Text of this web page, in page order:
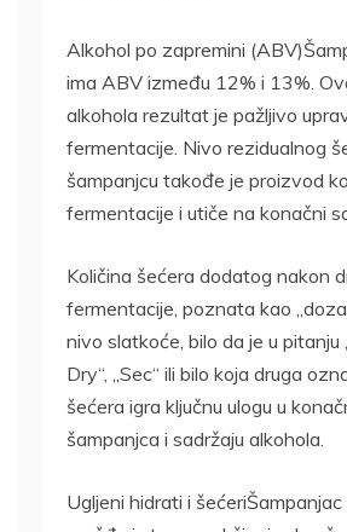
Alkohol po zapremini
ima ABV između 12% i 13%.
alkohola rezultat je pažljivo
fermentacije. Nivo rezidualnog
šampanjcu takođe je proizvod
fermentacije i utiče na konačni
Količina šećera dodatog nakon
fermentacije, poznata kao
nivo slatkoće, bilo da je u pitanju
Dry“, „Sec“ ili bilo koja druga
šećera igra ključnu ulogu u
šampanjca i sadržaju alkohola.
Ugljeni hidrati i